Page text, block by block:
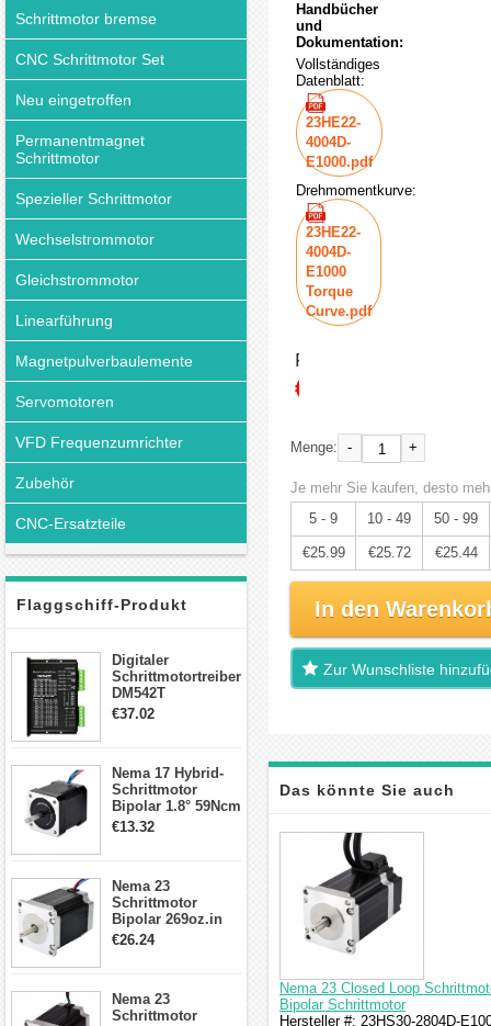
Schrittmotor bremse
CNC Schrittmotor Set
Neu eingetroffen
Permanentmagnet
Schrittmotor
Spezieller Schrittmotor
Wechselstrommotor
Gleichstrommotor
Linearführung
Magnetpulverbaulemente
Servomotoren
VFD Frequenzumrichter
Zubehör
CNC-Ersatzteile
Flaggschiff-Produkt
Digitaler
Schrittmotortreiber
DM542T
Schrittmotor
Schrittmotor
€37.02
Nema 17 Hybrid-
Schrittmotor
Bipolar 1.8° 59Ncm
2A 4 Drähte mit 1m
€13.32
Nema 23
Schrittmotor
Bipolar 269oz.in
2,8A 57x57x76mm
€26.24
Nema 23
Schrittmotor
Handbücher
und
Dokumentation:
Vollständiges
Datenblatt:
23HE22-
4004D-
E1000.pdf
Drehmomentkurve:
23HE22-
4004D-
E1000
Torque
Curve.pdf
Preis:
€27.36
Menge: - +
Je mehr Sie kaufen, desto
5 - 9
10 - 49 50 - 99
€25.99 €25.72 €25.44
In den
Zur Wunschliste
Das könnte Sie auch
interessieren
Nema 23 Closed Loop
Bipolar Schrittmotor
Hersteller #: 23HS30-2804D-